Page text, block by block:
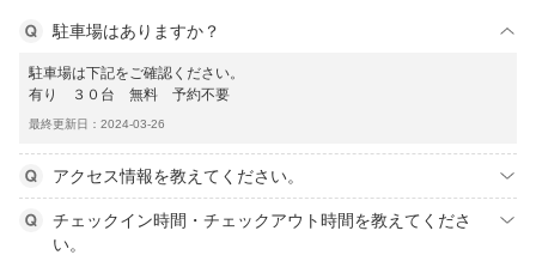
駐車場はありますか？
駐車場は下記をご確認ください。
有り ３０台 無料 予約不要
最終更新日：2024-03-26
アクセス情報を教えてください。
チェックイン時間・チェックアウト時間を教えてくださ
い。